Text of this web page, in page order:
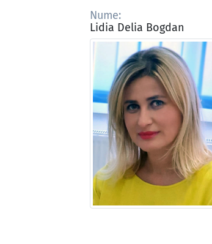
Nume:
Lidia Delia Bogdan